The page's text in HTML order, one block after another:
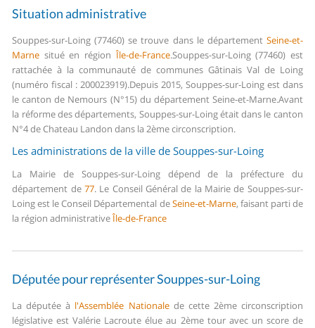
Situation administrative
Souppes-sur-Loing (77460) se trouve dans le département Seine-et-
Marne situé en région Île-de-France.Souppes-sur-Loing (77460) est
rattachée à la communauté de communes Gâtinais Val de Loing
(numéro fiscal : 200023919).Depuis 2015, Souppes-sur-Loing est dans
le canton de Nemours (N°15) du département Seine-et-Marne.Avant
la réforme des départements, Souppes-sur-Loing était dans le canton
N°4 de Chateau Landon dans la 2ème circonscription.
Les administrations de la ville de Souppes-sur-Loing
La Mairie de Souppes-sur-Loing dépend de la préfecture du
département de 77.Le Conseil Général de la Mairie de Souppes-sur-
Loing est le Conseil Départemental deSeine-et-Marne, faisant parti de
la région administrativeÎle-de-France
Députée pour représenter Souppes-sur-Loing
La députée à l'Assemblée Nationalede cette 2ème circonscription
législative est Valérie Lacroute élue au 2ème tour avec un score de